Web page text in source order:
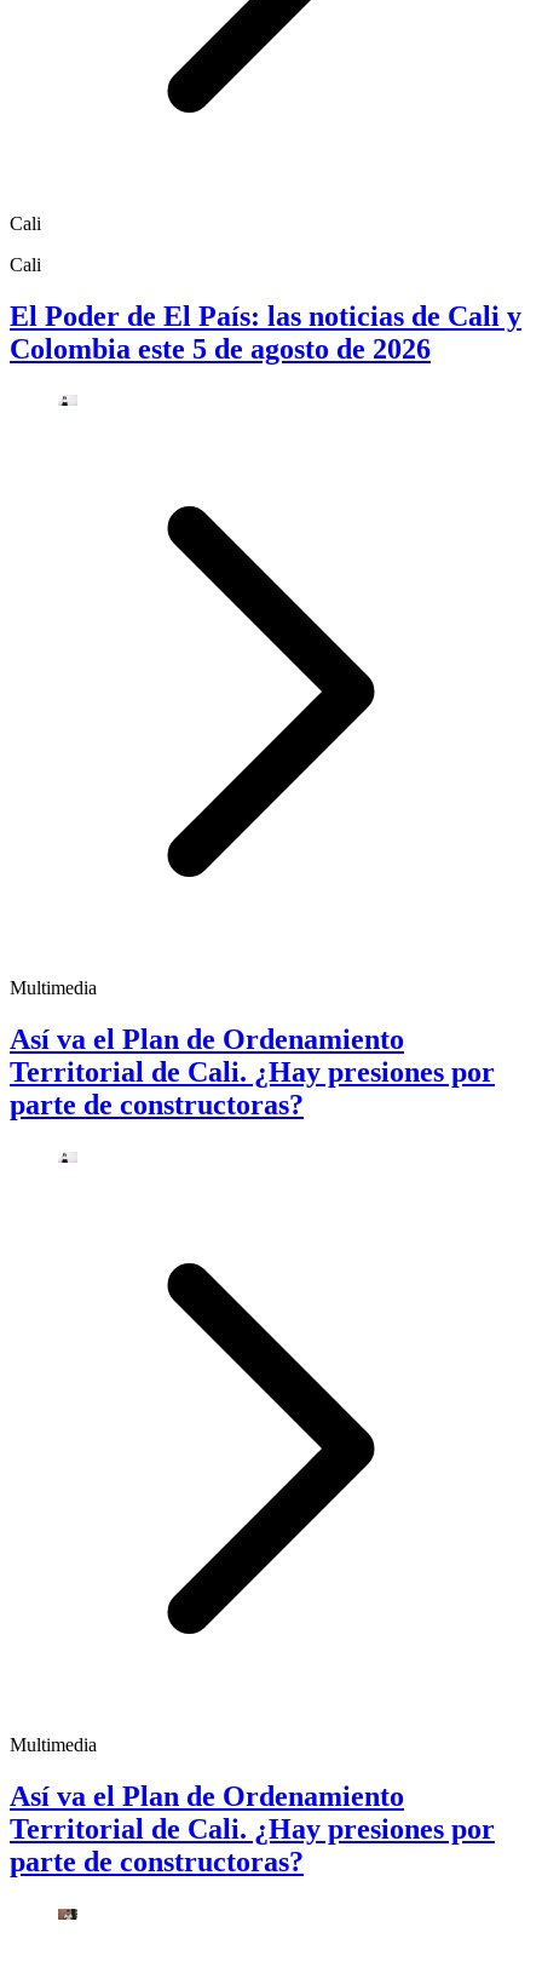
Cali
Cali
El Poder de El País: las noticias de Cali y
Colombia este 5 de agosto de 2026
Multimedia
Así va el Plan de Ordenamiento
Territorial de Cali. ¿Hay presiones por
parte de constructoras?
Multimedia
Así va el Plan de Ordenamiento
Territorial de Cali. ¿Hay presiones por
parte de constructoras?